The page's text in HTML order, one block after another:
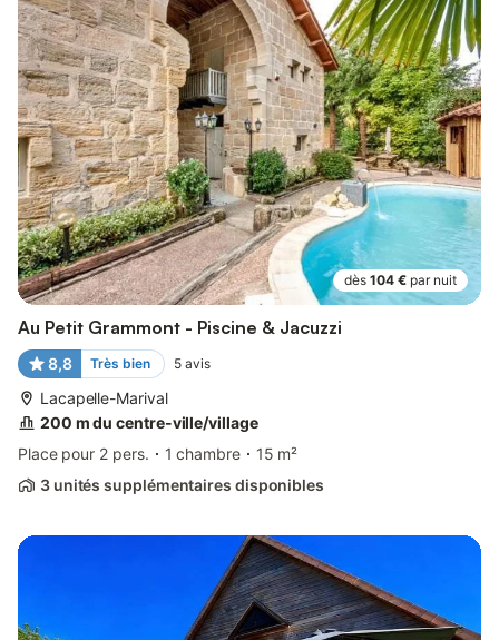
dès 104 € par nuit
Au Petit Grammont - Piscine & Jacuzzi
8,8 Très bien 5 avis
Lacapelle-Marival
200 m du centre-ville/village
Place pour 2 pers.
1 chambre
15 m²
3 unités supplémentaires disponibles